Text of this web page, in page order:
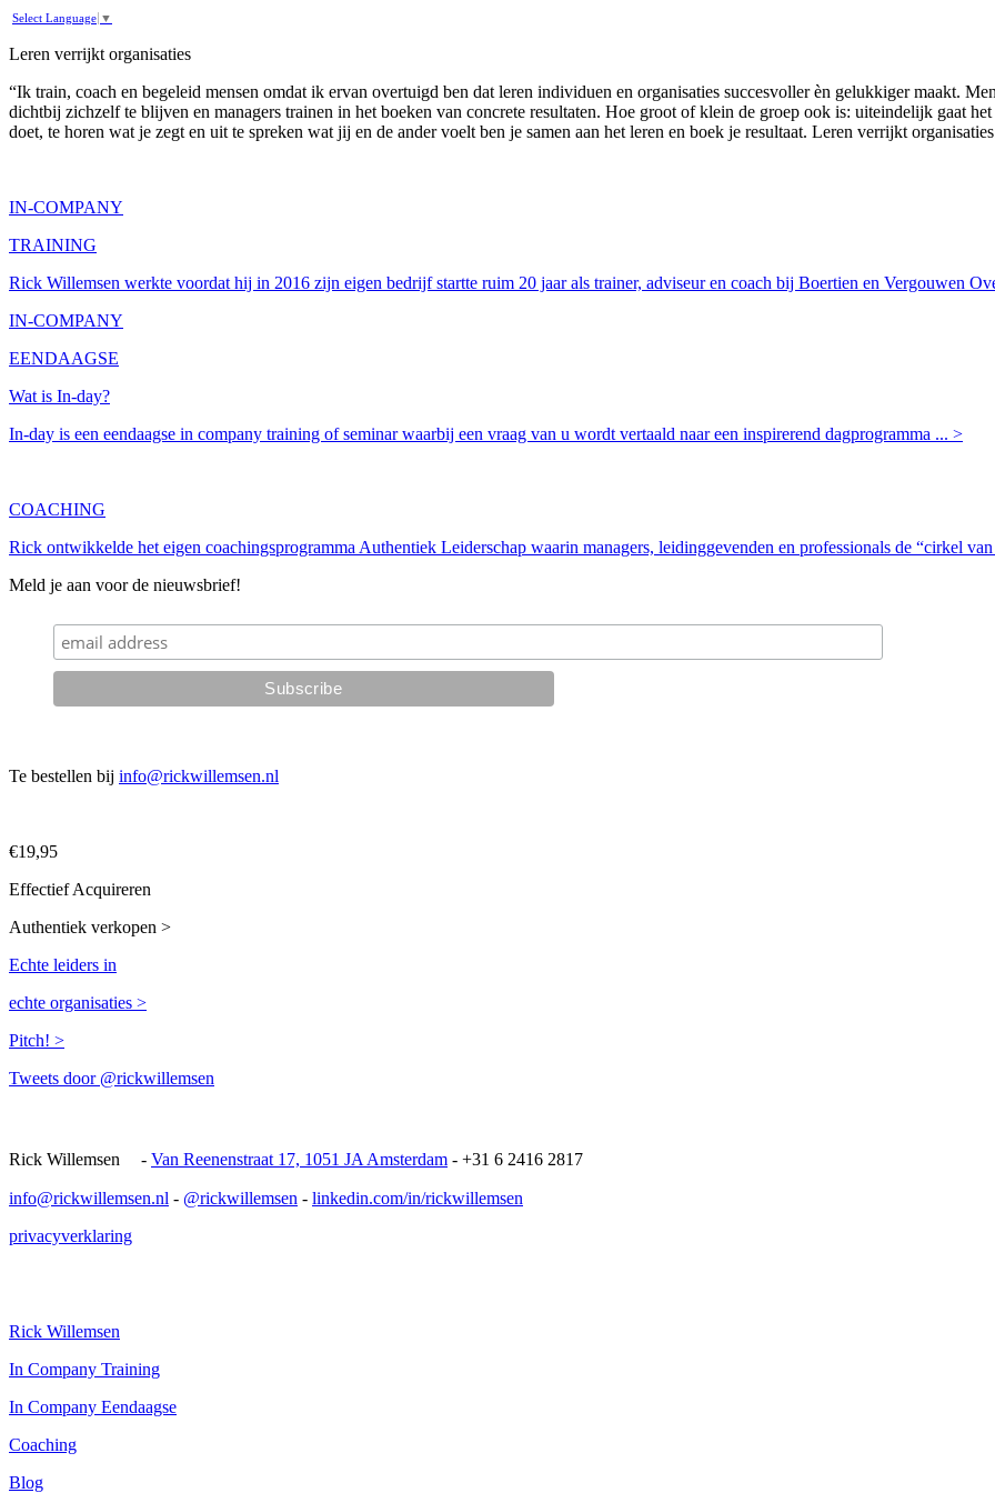
Select Language ▼
Leren verrijkt organisaties
“Ik train, coach en begeleid mensen omdat ik ervan overtuigd ben dat leren individuen en organisaties succesvoller èn gelukkiger maakt.
dichtbij zichzelf te blijven en managers trainen in het boeken van concrete resultaten. Hoe groot of klein de groep ook is: uiteindelijk gaat
doet, te horen wat je zegt en uit te spreken wat jij en de ander voelt ben je samen aan het leren en boek je resultaat. Leren verrijkt
IN-COMPANY
TRAINING
Rick Willemsen werkte voordat hij in 2016 zijn eigen bedrijf startte ruim 20 jaar als trainer, adviseur en coach bij Boertien en Vergouwen
IN-COMPANY
EENDAAGSE
Wat is In-day?
In-day is een eendaagse in company training of seminar waarbij een vraag van u wordt vertaald naar een inspirerend dagprogramma ... >
COACHING
Rick ontwikkelde het eigen coachingsprogramma Authentiek Leiderschap waarin managers, leidinggevenden en professionals de “cirkel
Meld je aan voor de nieuwsbrief!
Te bestellen bij info@rickwillemsen.nl
€19,95
Effectief Acquireren
Authentiek verkopen >
Echte leiders in
echte organisaties >
Pitch! >
Tweets door @rickwillemsen
Rick Willemsenﾠ - Van Reenenstraat 17, 1051 JA Amsterdam - +31 6 2416 2817
info@rickwillemsen.nl - @rickwillemsen - linkedin.com/in/rickwillemsen
privacyverklaring
Rick Willemsen
In Company Training
In Company Eendaagse
Coaching
Blog